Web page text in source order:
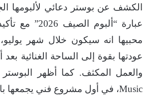
الكشف عن بوستر دعائي لألبومها
عبارة “ألبوم
محبيها انه سيكون خلال شهر
عودتها بقوة إلى الساحة الغنائية
Music، في أول مشروع فني يجمعها بالشركة.